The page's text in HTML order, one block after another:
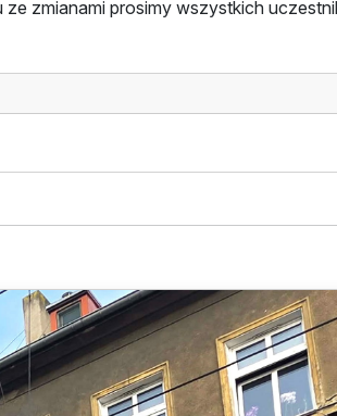
zmianami prosimy wszystkich